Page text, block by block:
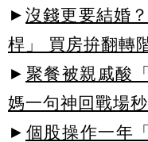
► 沒錢更要結婚
桿」 買房拚翻轉
► 聚餐被親戚酸
媽一句神回戰場
► 個股操作一年